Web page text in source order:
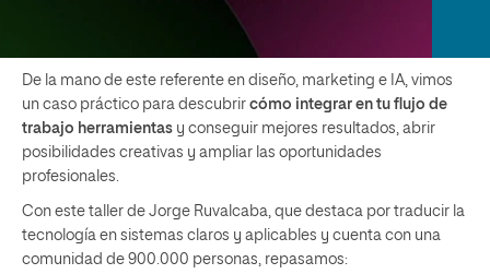
De la mano de este referente en diseño, marketing e IA, vimos
un caso práctico para descubrir cómo integrar en tu flujo de
trabajo herramientas y conseguir mejores resultados, abrir
posibilidades creativas y ampliar las oportunidades
profesionales.
Con este taller de Jorge Ruvalcaba, que destaca por traducir la
tecnología en sistemas claros y aplicables y cuenta con una
comunidad de 900.000 personas, repasamos: